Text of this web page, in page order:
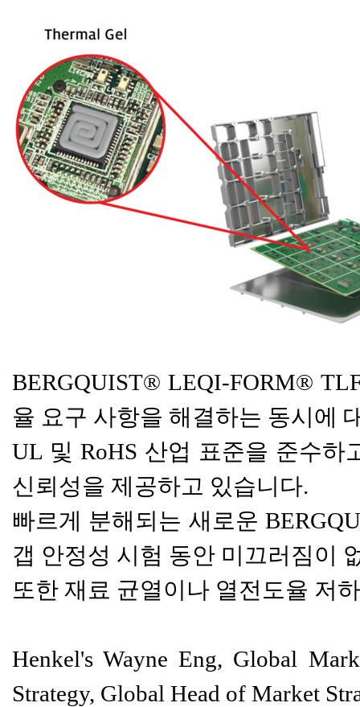
​BERGQUIST® LEQI-FORM®
율 요구 사항을 해결하는 동시에
UL 및 RoHS 산업 표준을 준수
신뢰성을 제공하고 있습니다.
빠르게 분해되는 새로운
갭 안정성 시험 동안 미끄러짐이
또한 재료 균열이나 열전도율 저
Henkel's Wayne Eng, Global
Strategy, Global Head of Market